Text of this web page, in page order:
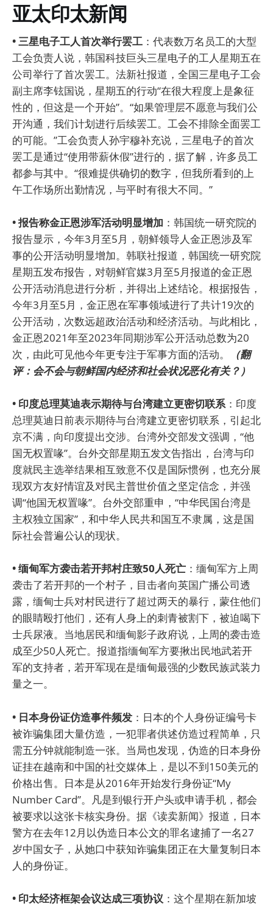
亚太印太新闻
• 三星电子工人首次举行罢工 ：代表数万名员工的大型
工会负责人说，韩国科技巨头三星电子的工人星期五在
公司举行了首次罢工。法新社报道，全国三星电子工会
副主席李铉国说，星期五的行动“在很大程度上是象征
性的，但这是一个开始”。“如果管理层不愿意与我们公
开沟通，我们计划进行后续罢工。工会不排除全面罢工
的可能。”工会负责人孙宇穆补充说，三星电子的首次
罢工是通过“使用带薪休假”进行的，据了解，许多员工
都参与其中。“很难提供确切的数字，但我所看到的上
午工作场所出勤情况，与平时有很大不同。”
• 报告称金正恩涉军活动明显增加 ：韩国统一研究院的
报告显示，今年3月至5月，朝鲜领导人金正恩涉及军
事的公开活动明显增加。韩联社报道，韩国统一研究院
星期五发布报告，对朝鲜官媒3月至5月报道的金正恩
公开活动消息进行分析，并得出上述结论。根据报告，
今年3月至5月，金正恩在军事领域进行了共计19次的
公开活动，次数远超政治活动和经济活动。与此相比，
金正恩2021年至2023年同期涉军公开活动总数为20
次，由此可见他今年更专注于军事方面的活动。
（翻
评：会不会与朝鲜国内经济和社会状况恶化有关？）
• 印度总理莫迪表示期待与台湾建立更密切联系：印度
总理莫迪日前表示期待与台湾建立更密切联系，引起北
京不满，向印度提出交涉。台湾外交部发文强调，“他
国无权置喙”。台外交部星期五发文告指出，台湾与印
度就民主选举结果相互致意不仅是国际惯例，也充分展
现双方友好情谊及对民主普世价值之坚定信念，并强
调“他国无权置喙”。台外交部重申，“中华民国台湾是
主权独立国家”，和中华人民共和国互不隶属，这是国
际社会普遍公认的现状。
• 缅甸军方袭击若开邦村庄致50人死亡 ：缅甸军方上周
袭击了若开邦的一个村子，目击者向英国广播公司透
露，缅甸士兵对村民进行了超过两天的暴行，蒙住他们
的眼睛殴打他们，还有人身上的刺青被割下，被迫喝下
士兵尿液。当地居民和缅甸影子政府说，上周的袭击造
成至少50人死亡。报道指缅甸军方要揪出民地武若开
军的支持者，若开军现在是缅甸最强的少数民族武装力
量之一。
• 日本身份证仿造事件频发 ：日本的个人身份证编号卡
被诈骗集团大量仿造，一犯罪者供述仿造过程简单，只
需五分钟就能制造一张。当局也发现，伪造的日本身份
证挂在越南和中国的社交媒体上，是以不到150美元的
价格出售。日本是从2016年开始发行身份证“My
Number Card”。凡是到银行开户头或申请手机，都会
被要求以这张卡核实身份。据《读卖新闻》报道，日本
警方在去年12月以伪造日本公文的罪名逮捕了一名27
岁中国女子，从她口中获知诈骗集团正在大量复制日本
人的身份证。
• 印太经济框架会议达成三项协议 ：这个星期在新加坡